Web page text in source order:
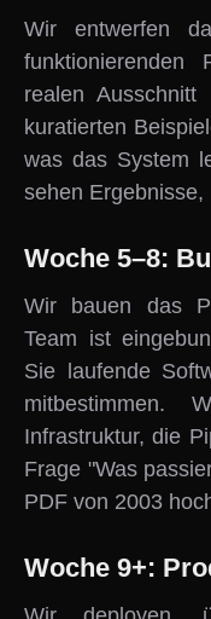
Wir entwerfen
realen
kuratierten
was das System
sehen
Woche 5–8:
Wir bauen das
Team ist
Sie laufende
Infrastruktur, die
Frage "Was
PDF von 2003
Woche 9+: